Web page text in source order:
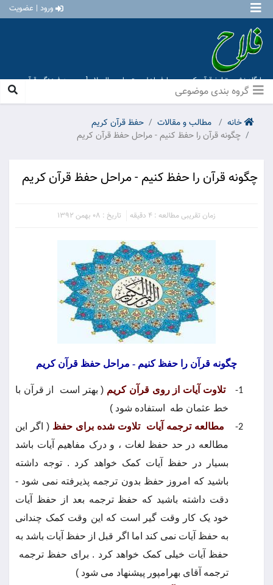
ورود | عضویت
پایگاه نشر و تبلیغ قرآن کریم و معارف اهل بیت علیهم السلام [ موسسه فرهنگی قرآن و
عترت منهاج عشق آباد ]
خانه مطالب و مقالات
حفظ قرآن کریم
چگونه قرآن را حفظ کنیم - مراحل حفظ قرآن کریم
چگونه قرآن را حفظ کنیم - مراحل حفظ قرآن کریم
زمان تقریبی مطالعه : 4 دقیقه تاریخ : 08 بهمن 1392
چگونه قرآن را حفظ کنیم - مراحل حفظ قرآن کریم
1- تلاوت آیات از روی قرآن کریم ( بهتر است
از قرآن با
خط عثمان طه
استفاده شود )
2- مطالعه ترجمه آیات تلاوت شده برای حفظ ( اگر این
مطالعه در حد حفظ لغات ، و درک مفاهیم آیات باشد
بسیار در حفظ آیات کمک خواهد کرد . توجه داشته
باشید که امروز حفظ بدون ترجمه پذیرفته نمی شود -
دقت داشته باشید که حفظ ترجمه بعد از حفظ آیات
خود یک کار وقت گیر است که این وقت کمک چندانی
به حفظ آیات نمی کند اما اگر قبل از حفظ آیات باشد به
حفظ آیات خیلی کمک خواهد کرد . برای حفظ ترجمه
ترجمه آقای بهرامپور پیشنهاد می شود )